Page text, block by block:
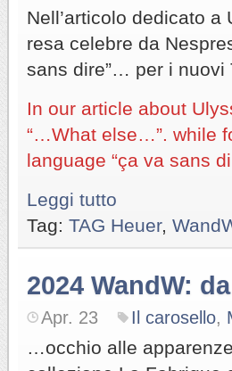
Nell’articolo dedicato
resa celebre da
sans dire”… per i nuovi
In our article about
“…What else…”. while
language “ça va sans
Leggi tutto
Tag: TAG Heuer,
2024 WandW:
Apr. 23 Il carosello,
…occhio alle